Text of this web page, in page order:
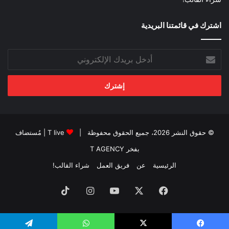
اشترك في قائمتنا البريدية
بريدك
الإلكتروني
© حقوق النشر 2026، جميع الحقوق محفوظة | T live | مُستضاف
بفخر T AGENCY
الرئيسية
عن فريق العمل شراء القالب!
فيسبوك ‫YouTubeانستقرام